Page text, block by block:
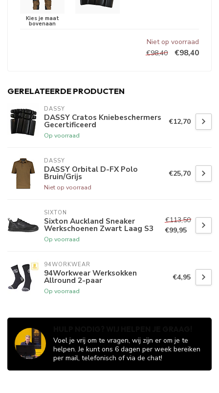
Niet op voorraad
€98,40
€98,40
GERELATEERDE PRODUCTEN
DASSY
DASSY Cratos Kniebeschermers
Gecertificeerd
Op voorraad
€12,70
DASSY
DASSY Orbital D-FX Polo
Bruin/Grijs
Niet op voorraad
€25,70
SIXTON
Sixton Auckland Sneaker
Werkschoenen Zwart Laag S3
Op voorraad
€113,50
€99,95
94WORKWEAR
94Workwear Werksokken
Allround 2-paar
Op voorraad
€4,95
Voel je vrij om te vragen, wij zijn er om je te
helpen. Je kunt ons 6 dagen per week bereiken
per mail, telefonisch of via de chat!